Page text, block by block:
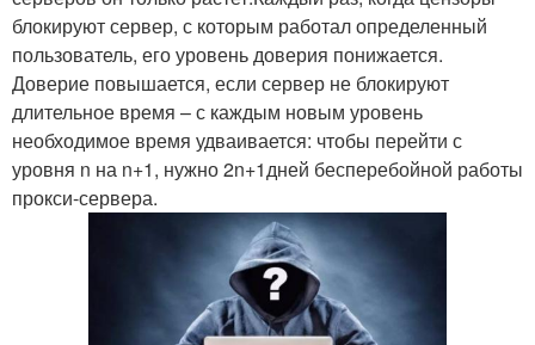
блокируют сервер, с которым работал определенный
пользователь, его уровень доверия понижается.
Доверие повышается, если сервер не блокируют
длительное время – с каждым новым уровень
необходимое время удваивается: чтобы перейти с
уровня n на n+1, нужно 2n+1дней бесперебойной работы
прокси-сервера.